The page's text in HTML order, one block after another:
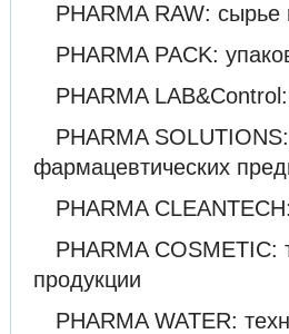
PHARMA RAW: сырье
PHARMA PACK:
PHARMA
PHARMA
фармацевтических
PHARMA
PHARMA COSMETIC:
продукции
PHARMA WATER: